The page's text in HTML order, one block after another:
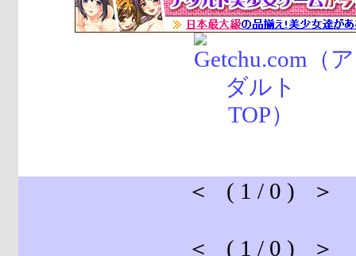
＜ ( 1 / 0 ) ＞
＜ ( 1 / 0 ) ＞